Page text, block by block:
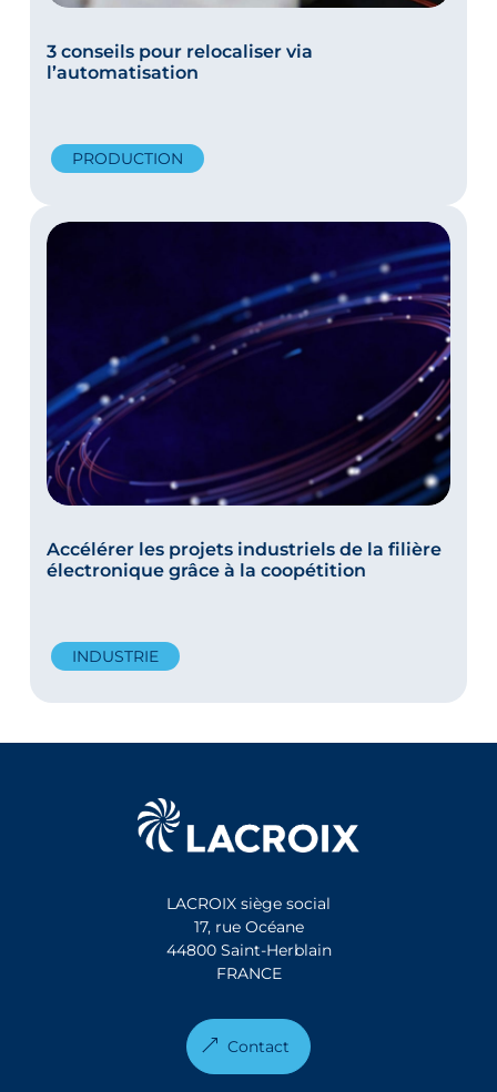
3 conseils pour relocaliser via
l’automatisation
PRODUCTION
Accélérer les projets industriels de la filière
électronique grâce à la coopétition
INDUSTRIE
LACROIX siège social
17, rue Océane
44800 Saint-Herblain
FRANCE
Contact